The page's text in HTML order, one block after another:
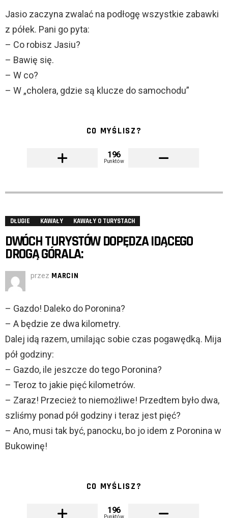
Jasio zaczyna zwalać na podłogę wszystkie zabawki
z półek. Pani go pyta:
– Co robisz Jasiu?
– Bawię się.
– W co?
– W „cholera, gdzie są klucze do samochodu”
CO MYŚLISZ?
196
Punktów
DŁUGIE KAWAŁY KAWAŁY O TURYSTACH
DWÓCH TURYSTÓW DOPĘDZA IDĄCEGO
DROGĄ GÓRALA:
przez MARCIN
– Gazdo! Daleko do Poronina?
– A będzie ze dwa kilometry.
Dalej idą razem, umilając sobie czas pogawędką. Mija
pół godziny:
– Gazdo, ile jeszcze do tego Poronina?
– Teroz to jakie pięć kilometrów.
– Zaraz! Przecież to niemożliwe! Przedtem było dwa,
szliśmy ponad pół godziny i teraz jest pięć?
– Ano, musi tak być, panocku, bo jo idem z Poronina w
Bukowinę!
CO MYŚLISZ?
196
Punktów